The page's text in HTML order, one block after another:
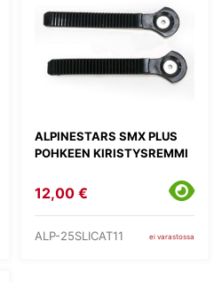
ALPINESTARS SMX PLUS
POHKEEN KIRISTYSREMMI
12,00 €
ALP-25SLICAT11 ei varastossa